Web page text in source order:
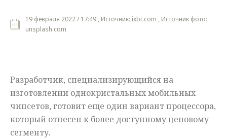
Мнения
19 февраля 2022 / 17:49 , Источник: ixbt.com , Источник фото:
unsplash.com
Разработчик, специализирующийся на
изготовлении однокристальных мобильных
чипсетов, готовит еще один вариант процессора,
который отнесен к более доступному ценовому
сегменту.